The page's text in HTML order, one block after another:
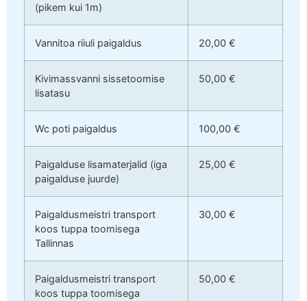
(pikem kui 1m)
Vannitoa riiuli paigaldus 20,00 €
Kivimassvanni sissetoomise
lisatasu
50,00 €
Wc poti paigaldus 100,00 €
Paigalduse lisamaterjalid (iga
paigalduse juurde)
25,00 €
Paigaldusmeistri transport
koos tuppa toomisega
Tallinnas
30,00 €
Paigaldusmeistri transport
koos tuppa toomisega
50,00 €